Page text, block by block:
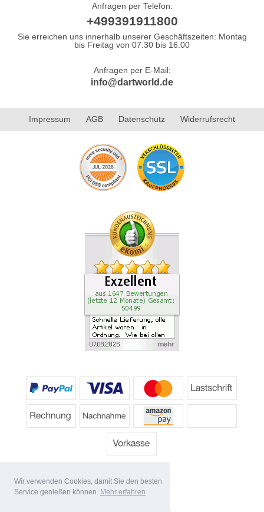
Wir verwenden Cookies, damit Sie den besten
Service genießen können. Mehr erfahren
Anfragen per Telefon:
+499391911800
Sie erreichen uns innerhalb unserer Geschäftszeiten: Montag
bis Freitag von 07.30 bis 16.00
Anfragen per E-Mail:
info@dartworld.de
Impressum AGB Datenschutz Widerrufsrecht